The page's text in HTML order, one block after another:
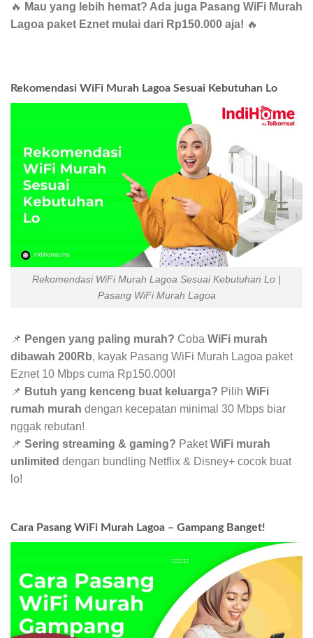
🔥 Mau yang lebih hemat? Ada juga Pasang WiFi Murah
Lagoa paket Eznet mulai dari Rp150.000 aja! 🔥
Rekomendasi WiFi Murah Lagoa Sesuai Kebutuhan Lo
Rekomendasi WiFi Murah Lagoa Sesuai Kebutuhan Lo |
Pasang WiFi Murah Lagoa
📌 Pengen yang paling murah? Coba WiFi murah
dibawah 200Rb, kayak Pasang WiFi Murah Lagoa paket
Eznet 10 Mbps cuma Rp150.000!
📌 Butuh yang kenceng buat keluarga? Pilih WiFi
rumah murah dengan kecepatan minimal 30 Mbps biar
nggak rebutan!
📌 Sering streaming & gaming? PaketWiFi murah
unlimited dengan bundling Netflix & Disney+ cocok buat
lo!
Cara Pasang WiFi Murah Lagoa – Gampang Banget!